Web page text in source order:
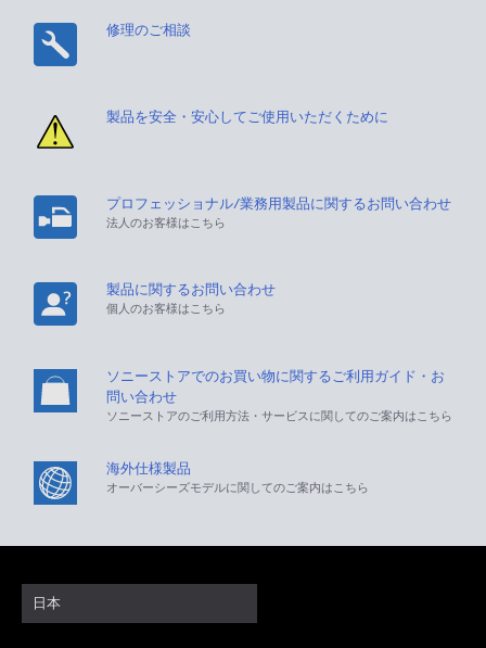
修理のご相談
製品を安全・安心してご使用いただくために
プロフェッショナル/業務用製品に関するお問い合わせ
法人のお客様はこちら
製品に関するお問い合わせ
個人のお客様はこちら
ソニーストアでのお買い物に関するご利用ガイド・お
問い合わせ
ソニーストアのご利用方法・サービスに関してのご案内はこちら
海外仕様製品
オーバーシーズモデルに関してのご案内はこちら
日本